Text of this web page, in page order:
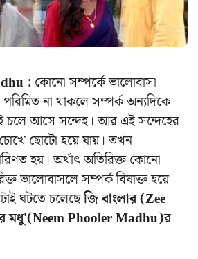
: কোনো সম্পর্কে ভালোবাসা
না থাকলে সম্পর্ক অন্যদিকে
আসে সন্দেহ। আর এই সন্দেহের
ছোটো হয়ে যায়। তখন
হয়। অর্থাৎ অতিরিক্ত কোনো
ভালোবাসলে সম্পর্ক বিষাক্ত হয়ে
ঘটতে চলেছেজি বাংলার (Zee
মধু'(Neem Phooler Madhu)র